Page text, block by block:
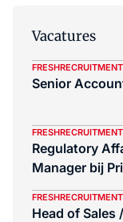
Vacatures
FRESHRECRUITMENT
Senior
FRESHRECRUITMENT
Regulatory
Manager bij
FRESHRECRUITMENT
Head of Sales